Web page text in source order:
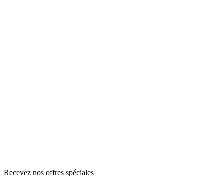
Recevez nos offres spéciales